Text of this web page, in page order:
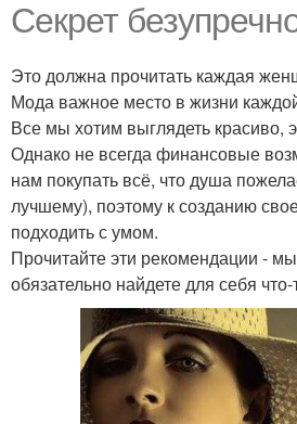
Секрет
Это должна прочитать каждая
Мода важное место в жизни
Все мы хотим выглядеть красиво,
Однако не всегда финансовые
нам покупать всё, что душа
лучшему), поэтому к созданию
подходить с умом.
Прочитайте эти рекомендации -
обязательно найдете для себя